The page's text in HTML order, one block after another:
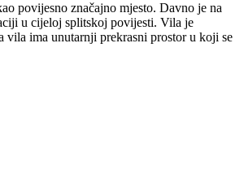
povijesno značajno mjesto. Davno je na
u cijeloj splitskoj povijesti. Vila je
vila ima unutarnji prekrasni prostor u koji se